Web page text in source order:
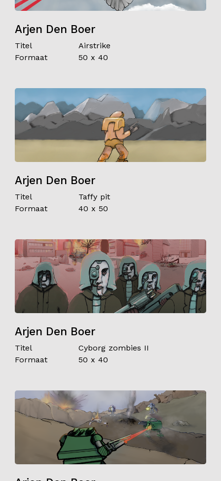
Arjen Den Boer
Titel
Airstrike
Formaat
50 x 40
Arjen Den Boer
Titel
Taffy pit
Formaat
40 x 50
Arjen Den Boer
Titel
Cyborg zombies II
Formaat
50 x 40